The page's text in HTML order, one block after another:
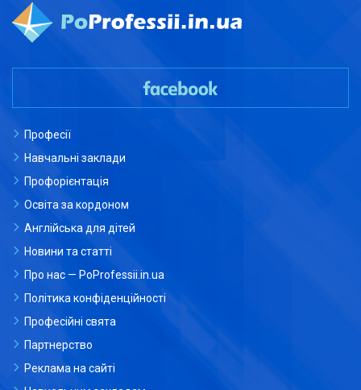
Професії
Навчальні заклади
Профорієнтація
Освіта за кордоном
Англійська для дітей
Новини та статті
Про нас — PoProfessii.in.ua
Політика конфіденційності
Професійні свята
Партнерство
Реклама на сайті